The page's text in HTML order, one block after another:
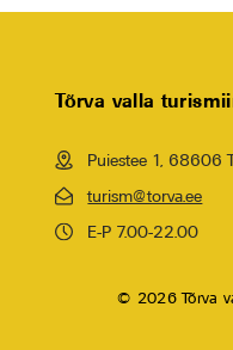
Tõrva valla
Puiestee 1, 68606
turism@torva.ee
E-P 7.00-22.00
© 2026 Tõrva